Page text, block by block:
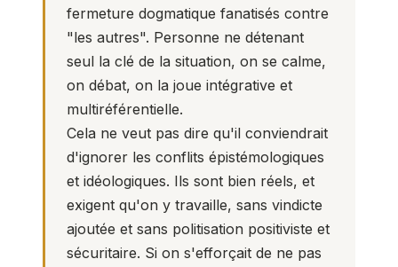
fermeture dogmatique fanatisés contre
"les autres". Personne ne détenant
seul la clé de la situation, on se calme,
on débat, on la joue intégrative et
multiréférentielle.
Cela ne veut pas dire qu'il conviendrait
d'ignorer les conflits épistémologiques
et idéologiques. Ils sont bien réels, et
exigent qu'on y travaille, sans vindicte
ajoutée et sans politisation positiviste et
sécuritaire. Si on s'efforçait de ne pas